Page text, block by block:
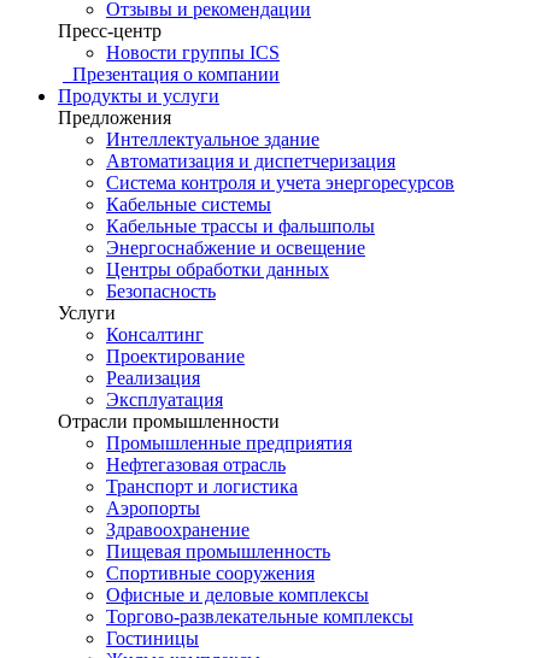
Отзывы и рекомендации
Пресс-центр
Новости группы ICS
Презентация о компании
Продукты и услуги
Предложения
Интеллектуальное здание
Автоматизация и диспетчеризация
Система контроля и учета энергоресурсов
Кабельные системы
Кабельные трассы и фальшполы
Энергоснабжение и освещение
Центры обработки данных
Безопасность
Услуги
Консалтинг
Проектирование
Реализация
Эксплуатация
Отрасли промышленности
Промышленные предприятия
Нефтегазовая отрасль
Транспорт и логистика
Аэропорты
Здравоохранение
Пищевая промышленность
Спортивные сооружения
Офисные и деловые комплексы
Торгово-развлекательные комплексы
Гостиницы